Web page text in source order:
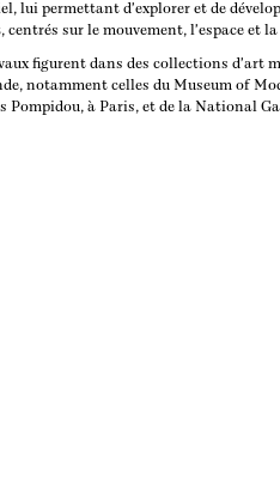
lui permettant d'explorer et de
centrés sur le mouvement, l'espace et
figurent dans des collections d'art
notamment celles du Museum of
Pompidou, à Paris, et de la National